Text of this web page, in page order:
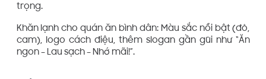
trọng.
Khăn lạnh cho quán ăn bình dân: Màu sắc nổi bật (đỏ,
cam), logo cách điệu, thêm slogan gần gũi như “Ăn
ngon – Lau sạch – Nhớ mãi!”.